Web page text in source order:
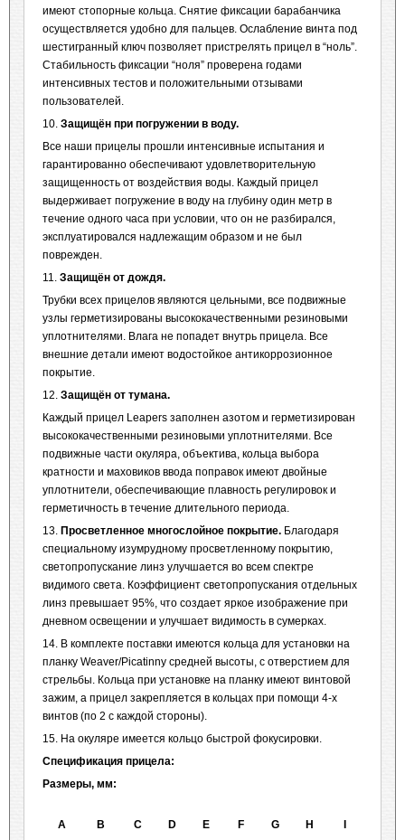
имеют стопорные кольца. Снятие фиксации барабанчика
осуществляется удобно для пальцев. Ослабление винта под
шестигранный ключ позволяет пристрелять прицел в “ноль”.
Стабильность фиксации “ноля” проверена годами
интенсивных тестов и положительными отзывами
пользователей.
10. Защищён при погружении в воду.
Все наши прицелы прошли интенсивные испытания и
гарантированно обеспечивают удовлетворительную
защищенность от воздействия воды. Каждый прицел
выдерживает погружение в воду на глубину один метр в
течение одного часа при условии, что он не разбирался,
эксплуатировался надлежащим образом и не был
поврежден.
11. Защищён от дождя.
Трубки всех прицелов являются цельными, все подвижные
узлы герметизированы высококачественными резиновыми
уплотнителями. Влага не попадет внутрь прицела. Все
внешние детали имеют водостойкое антикоррозионное
покрытие.
12. Защищён от тумана.
Каждый прицел Leapers заполнен азотом и герметизирован
высококачественными резиновыми уплотнителями. Все
подвижные части окуляра, объектива, кольца выбора
кратности и маховиков ввода поправок имеют двойные
уплотнители, обеспечивающие плавность регулировок и
герметичность в течение длительного периода.
13. Просветленное многослойное покрытие. Благодаря
специальному изумрудному просветленному покрытию,
светопропускание линз улучшается во всем спектре
видимого света. Коэффициент светопропускания отдельных
линз превышает 95%, что создает яркое изображение при
дневном освещении и улучшает видимость в сумерках.
14. В комплекте поставки имеются кольца для установки на
планку Weaver/Picatinny средней высоты, с отверстием для
стрельбы. Кольца при установке на планку имеют винтовой
зажим, а прицел закрепляется в кольцах при помощи 4-х
винтов (по 2 с каждой стороны).
15. На окуляре имеется кольцо быстрой фокусировки.
Спецификация прицела:
Размеры, мм:
А В С D E F G H